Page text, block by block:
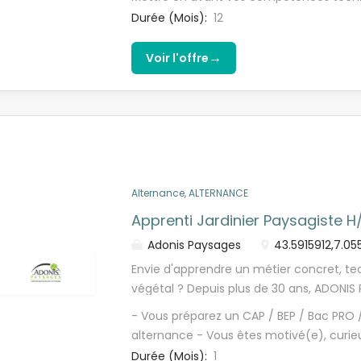
innovantes et respectueuses de
développement, l'agence Daniel
vous, recherche un apprenti jardinier
Les missions : Vos missions principales
organisationnelles et relationnelles ? -
Durée (Mois): 12
Voir l'offre →
Alternance, ALTERNANCE
Apprenti Jardinier Paysagiste
Adonis Paysages
Envie d'apprendre un métier concret,
végétal ? Depuis plus de 30 ans, ADONIS
entretient des espaces verts
copropriétés et domaines de prestige.
développement, nous recrutons un(e)
- Vous préparez un CAP / BEP / Bac
alternance - Vous êtes motivé(e),
extérieur - Vous avez envie d'apprendre
Durée (Mois): 1